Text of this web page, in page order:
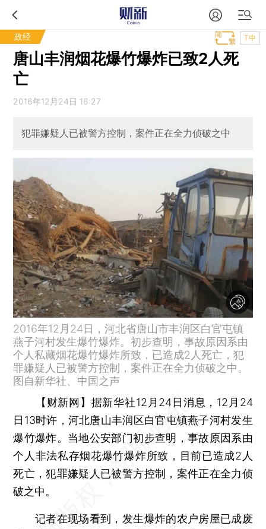
政经 T中
唐山丰润烟花爆竹爆炸已致2人死
亡
2016年12月24日 16:27
犯罪嫌疑人已被警方控制，案件正在全力侦破之中
2016年12月24日，河北省唐山市丰润区白官屯镇
燕子河村发生爆竹爆炸。初步查明，事故原因系由
个人私藏烟花爆竹爆炸所致，已造成2人死亡，犯
罪嫌疑人已被警方控制，案件正在全力侦破之中。
图自新华社、中国之声
【财新网】 据新华社12月24日消息，12月24
日13时许，河北唐山丰润区白官屯镇燕子河村发生
爆竹爆炸。当地公安部门初步查明，事故原因系由
个人非法私存烟花爆竹爆炸所致，目前已造成2人
死亡，犯罪嫌疑人已被警方控制，案件正在全力侦
破之中。
记者在现场看到，发生爆炸的农户房屋已成废